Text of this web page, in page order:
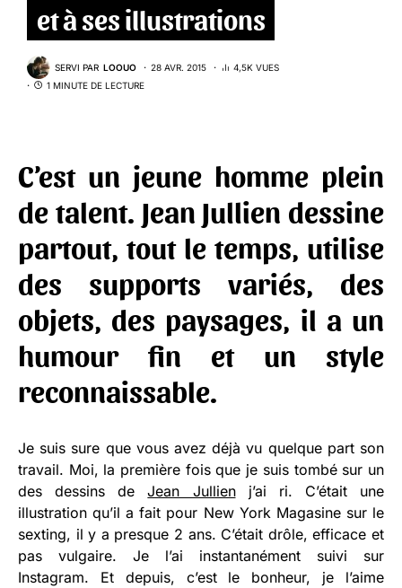
et à ses illustrations
SERVI PAR LOOUO 28 AVR. 2015
4,5K VUES
1 MINUTE DE LECTURE
C’est un jeune homme plein
de talent. Jean Jullien dessine
partout, tout le temps, utilise
des supports variés, des
objets, des paysages, il a un
humour fin et un style
reconnaissable.
Je suis sure que vous avez déjà vu quelque part son
travail. Moi, la première fois que je suis tombé sur un
des dessins deJean Jullienj’ai ri. C’était une
illustration qu’il a fait pour New York Magasine sur le
sexting, il y a presque 2 ans. C’était drôle, efficace et
pas vulgaire. Je l’ai instantanément suivi sur
Instagram. Et depuis, c’est le bonheur, je l’aime